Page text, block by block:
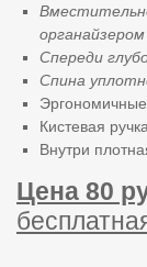
Спереди
Спина
Кистевая
Внутри
Цена 80